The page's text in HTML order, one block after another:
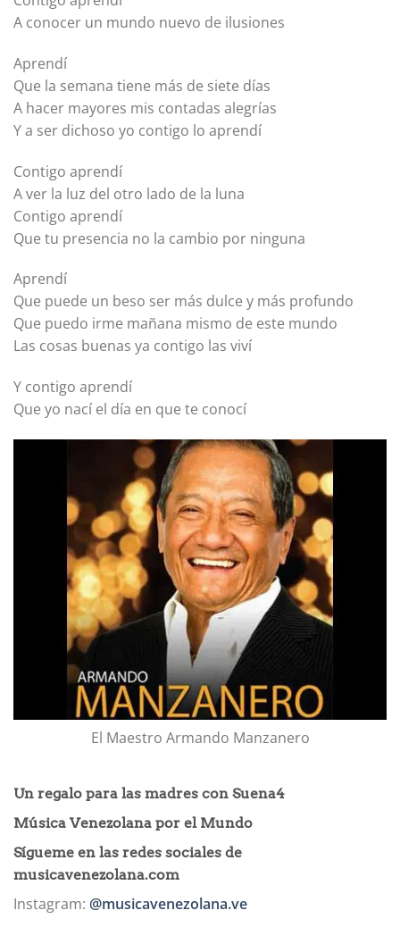
A conocer un mundo nuevo de ilusiones
Aprendí
Que la semana tiene más de siete días
A hacer mayores mis contadas alegrías
Y a ser dichoso yo contigo lo aprendí
Contigo aprendí
A ver la luz del otro lado de la luna
Contigo aprendí
Que tu presencia no la cambio por ninguna
Aprendí
Que puede un beso ser más dulce y más profundo
Que puedo irme mañana mismo de este mundo
Las cosas buenas ya contigo las viví
Y contigo aprendí
Que yo nací el día en que te conocí
El Maestro Armando Manzanero
Un regalo para las madres con Suena4
Música Venezolana por el Mundo
Sígueme en las redes sociales de
musicavenezolana.com
Instagram: @musicavenezolana.ve